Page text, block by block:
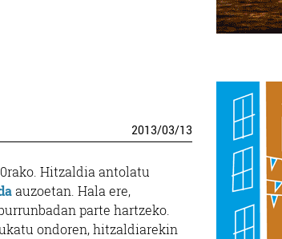
2013/03/13
Hitzaldia antolatu
auzoetan. Hala ere,
parte hartzeko.
ondoren, hitzaldiarekin